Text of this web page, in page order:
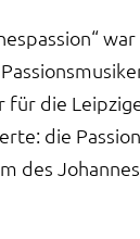
für die
die
des